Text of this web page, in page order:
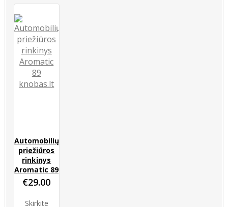
Automobilių
priežiūros
rinkinys
Aromatic 89
€29.00
Skirkite